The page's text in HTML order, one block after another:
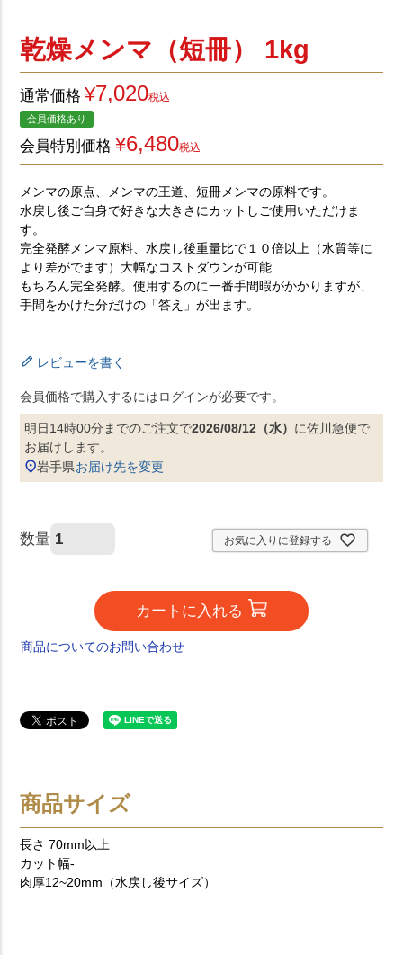
ご利用ガイド
特定商取引法に基づく表示 コーポレートサイト
乾燥メンマ（短冊） 1kg
通常価格 ¥7,020税込
会員価格あり
会員特別価格 ¥6,480税込
メンマの原点、メンマの王道、短冊メンマの原料です。
水戻し後ご自身で好きな大きさにカットしご使用いただけま
す。
完全発酵メンマ原料、水戻し後重量比で１０倍以上（水質等に
より差がでます）大幅なコストダウンが可能
もちろん完全発酵。使用するのに一番手間暇がかかりますが、
手間をかけた分だけの「答え」が出ます。
レビューを書く
会員価格で購入するにはログインが必要です。
明日14時00分までのご注文で2026/08/12（水） に佐川急便で
お届けします。
岩手県お届け先を変更
お気に入りに登録する
カートに入れる
商品についてのお問い合わせ
商品サイズ
長さ 70mm以上
カット幅-
肉厚12~20mm（水戻し後サイズ）